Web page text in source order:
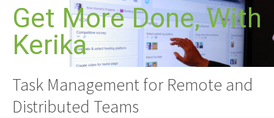
conținut
Get More Done, With
Kerika
Task Management for Remote and
Distributed Teams